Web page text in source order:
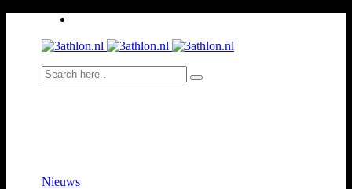
Nieuws